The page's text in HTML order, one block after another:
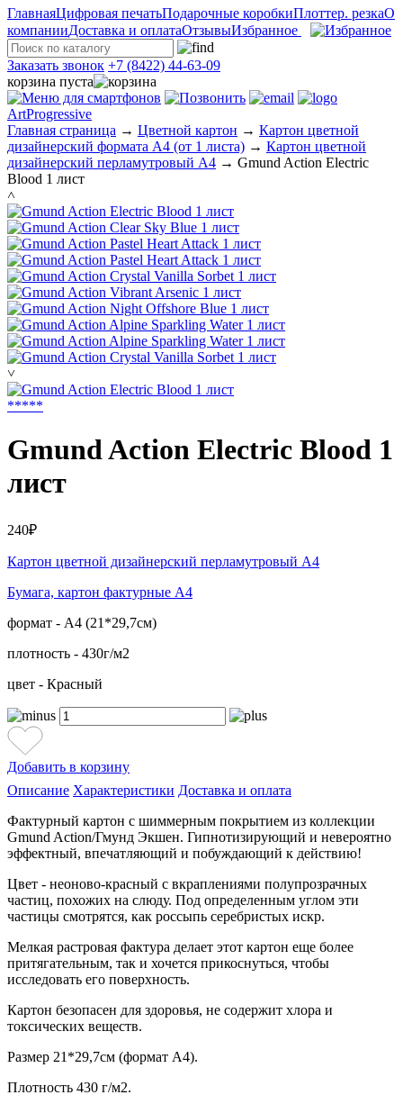
ГлавнаяЦифровая печатьПодарочные коробкиПлоттер. резкаО
компанииДоставка и оплатаОтзывыИзбранное
Заказать звонок +7 (8422) 44-63-09
корзина пуста
ArtProgressive
Главная страница → Цветной картон → Картон цветной
дизайнерский формата А4 (от 1 листа) → Картон цветной
дизайнерский перламутровый А4 → Gmund Action Electric
Blood 1 лист
˄
˅
*****
Gmund Action Electric Blood 1
лист
240₽
Картон цветной дизайнерский перламутровый А4
Бумага, картон фактурные А4
формат - А4 (21*29,7см)
плотность - 430г/м2
цвет - Красный
Добавить в корзину
Описание Характеристики Доставка и оплата
Фактурный картон с шиммерным покрытием из коллекции
Gmund Action/Гмунд Экшен. Гипнотизирующий и невероятно
эффектный, впечатляющий и побуждающий к действию!
Цвет - неоново-красный с вкраплениями полупрозрачных
частиц, похожих на слюду. Под определенным углом эти
частицы смотрятся, как россыпь серебристых искр.
Мелкая растровая фактура делает этот картон еще более
притягательным, так и хочется прикоснуться, чтобы
исследовать его поверхность.
Картон безопасен для здоровья, не содержит хлора и
токсических веществ.
Размер 21*29,7см (формат А4).
Плотность 430 г/м2.